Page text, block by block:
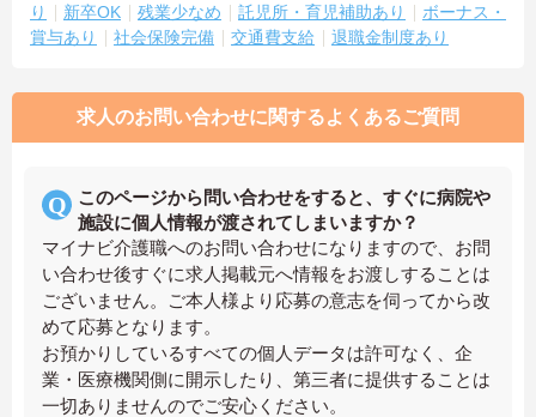
り
新卒OK 残業少なめ 託児所・育児補助あり
ボーナス・
賞与あり
社会保険完備 交通費支給 退職金制度あり
求人のお問い合わせに関するよくあるご質問
このページから問い合わせをすると、すぐに病院や
施設に個人情報が渡されてしまいますか？
マイナビ介護職へのお問い合わせになりますので、お問
い合わせ後すぐに求人掲載元へ情報をお渡しすることは
ございません。ご本人様より応募の意志を伺ってから改
めて応募となります。
お預かりしているすべての個人データは許可なく、企
業・医療機関側に開示したり、第三者に提供することは
一切ありませんのでご安心ください。